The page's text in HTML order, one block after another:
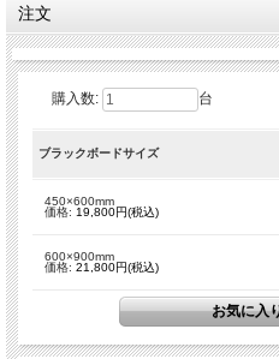
■重量：3.8kg
・スタンド本体：スチール
・滑り止めカバー：ゴム
・キャップ：ABS樹脂
・ブラックボード本体：スチール
■用途：現場/サロン/ショップ/店舗/会議/
■注意事項
大きいサイズのボードを挟むことで、
路にはみ出ると引っかけて倒れたりする
注文
購入数: 台
ブラックボードサイズ
450×600mm
価格: 19,800円(税込)
600×900mm
価格: 21,800円(税込)